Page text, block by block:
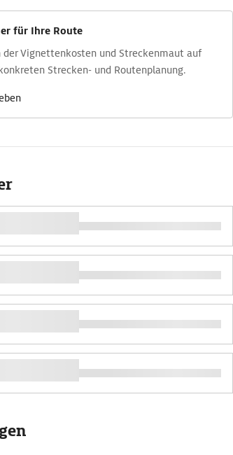
für Ihre Route
Vignettenkosten und Streckenmaut auf
Strecken- und Routenplanung.